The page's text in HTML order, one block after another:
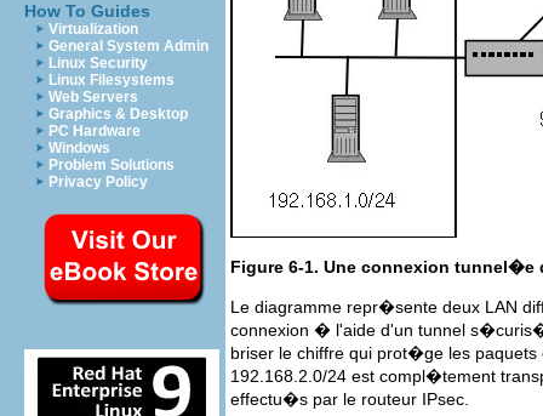
How To Guides
Virtualization
General System Admin
Linux Security
Linux Filesystems
Web Servers
Graphics & Desktop
PC Hardware
Windows
Problem Solutions
Privacy Policy
Figure 6-1. Une connexion
Le diagramme repr�sente deux LAN
connexion � l'aide d'un tunnel
briser le chiffre qui prot�ge les
192.168.2.0/24 est compl�tement
effectu�s par le routeur IPsec.